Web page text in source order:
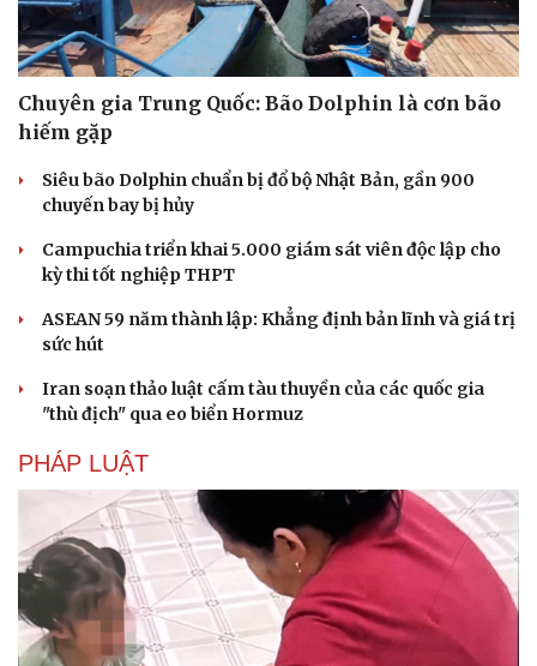
Chuyên gia Trung Quốc: Bão Dolphin là cơn bão
hiếm gặp
Siêu bão Dolphin chuẩn bị đổ bộ Nhật Bản, gần 900
chuyến bay bị hủy
Campuchia triển khai 5.000 giám sát viên độc lập cho
kỳ thi tốt nghiệp THPT
ASEAN 59 năm thành lập: Khẳng định bản lĩnh và giá trị
sức hút
Iran soạn thảo luật cấm tàu thuyền của các quốc gia
"thù địch" qua eo biển Hormuz
PHÁP LUẬT